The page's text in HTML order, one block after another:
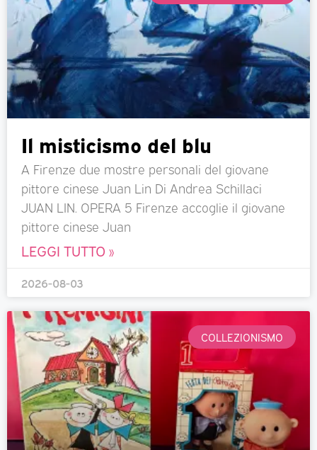
Il misticismo del blu
A Firenze due mostre personali del giovane
pittore cinese Juan Lin Di Andrea Schillaci
JUAN LIN. OPERA 5 Firenze accoglie il giovane
pittore cinese Juan
LEGGI TUTTO »
2026-08-03
COLLEZIONISMO